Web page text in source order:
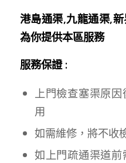
港島通渠,九龍通渠,
為你提供本區服務
服務保證 :
上門檢查塞渠原
用
如需維修，將不收
如上門疏通渠道